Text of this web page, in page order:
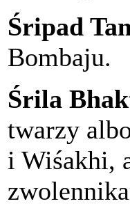
Śripad
Bombaju.
Śrila
twarzy
i Wiśakhi,